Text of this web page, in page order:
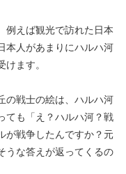
例えば観光で訪れた日本
本人があまりにハルハ河
ます。
の戦士の絵は、ハルハ河
ても「え？ハルハ河？戦
が戦争したんですか？元
うな答えが返ってくるの